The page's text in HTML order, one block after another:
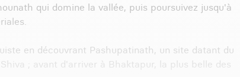
qui domine la vallée, puis poursuivez jusqu'à
en découvrant Pashupatinath, un site datant du
; avant d'arriver à Bhaktapur, la plus belle des